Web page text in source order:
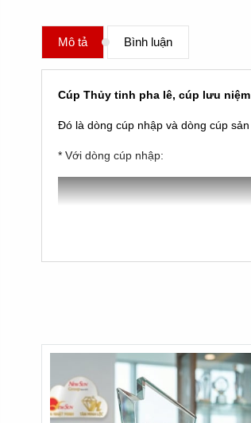
Mô tả Bình luận
Cúp Thủy tinh pha lê, cúp lưu niệm
Đó là dòng cúp nhập và dòng cúp
* Với dòng cúp nhập:
Là những sản phẩm pha lê được đúc